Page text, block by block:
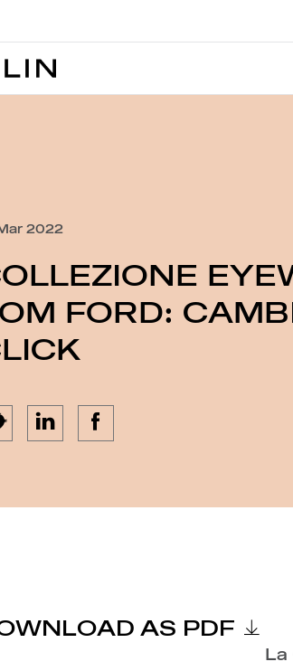
2022
FORD:
AS PDF